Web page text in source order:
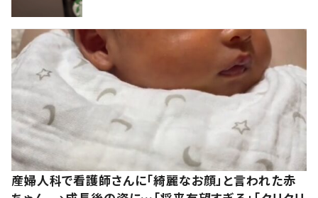
産婦人科で看護師さんに「綺麗なお顔」と言われた赤